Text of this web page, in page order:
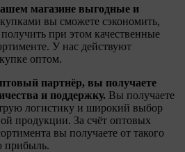
магазине выгодные и
вы сможете сэкономить,
при этом качественные
У нас действуют
оптом.
партнёр, вы получаете
и поддержку. Вы получаете
логистику и широкий выбор
продукции. За счёт оптовых
вы получаете от такого
прибыль.